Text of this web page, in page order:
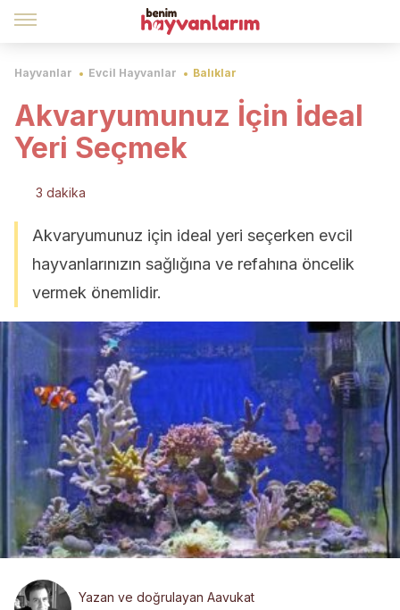
Hayvanlar Evcil Hayvanlar Balıklar
Akvaryumunuz İçin İdeal
Yeri Seçmek
3 dakika
Akvaryumunuz için ideal yeri seçerken evcil
hayvanlarınızın sağlığına ve refahına öncelik
vermek önemlidir.
Yazan ve doğrulayan Aavukat